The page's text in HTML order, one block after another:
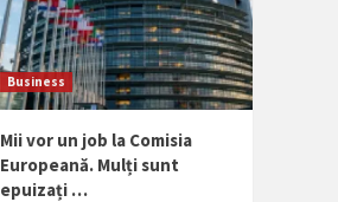
Business
Mii vor un job la Comisia
Europeană. Mulți sunt
epuizați …